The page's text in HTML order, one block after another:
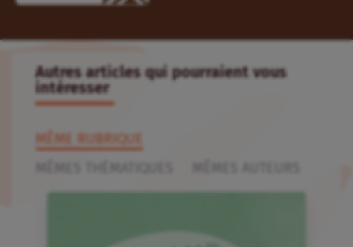
Autres articles qui pourraient vous
intéresser
MÊME RUBRIQUE